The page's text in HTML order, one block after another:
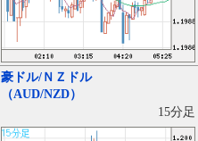
豪ドル/ＮＺドル
（AUD/NZD）
15分足